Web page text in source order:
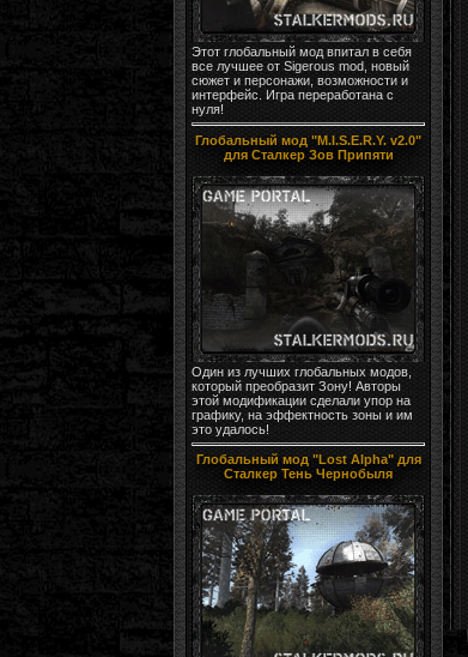
Этот глобальный мод впитал в себя
все лучшее от Sigerous mod, новый
сюжет и персонажи, возможности и
интерфейс. Игра переработана с
нуля!
Глобальный мод "M.I.S.E.R.Y. v2.0"
для Сталкер Зов Припяти
Один из лучших глобальных модов,
который преобразит Зону! Авторы
этой модификации сделали упор на
графику, на эффектность зоны и им
это удалось!
Глобальный мод "Lost Alpha" для
Сталкер Тень Чернобыля